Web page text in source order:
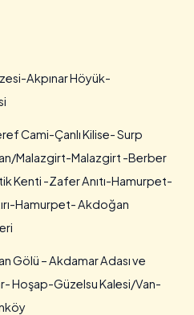
Akpınar Höyük-
Cami-Çanlı Kilise- Surp
Malazgirt-Malazgirt -Berber
Kenti -Zafer Anıtı-Hamurpet-
Hamurpet- Akdoğan
Gölü – Akdamar Adası ve
Hoşap-Güzelsu Kalesi/Van-